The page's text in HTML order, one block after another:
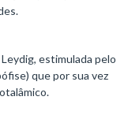
estimulada pelo
que por sua vez